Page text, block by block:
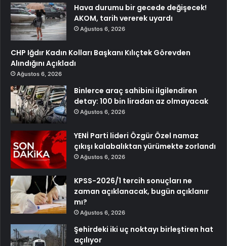
Hava durumu bir gecede değişecek!
AKOM, tarih vererek uyardı
Ağustos 6, 2026
CHP Iğdır Kadın Kolları Başkanı Kılıçtek Görevden
Alındığını Açıkladı
Ağustos 6, 2026
Binlerce araç sahibini ilgilendiren
detay: 100 bin liradan az olmayacak
Ağustos 6, 2026
YENİ Parti lideri Özgür Özel namaz
çıkışı kalabalıktan yürümekte zorlandı
Ağustos 6, 2026
KPSS-2026/1 tercih sonuçları ne
zaman açıklanacak, bugün açıklanır
mı?
Ağustos 6, 2026
Şehirdeki iki uç noktayı birleştiren hat
açılıyor